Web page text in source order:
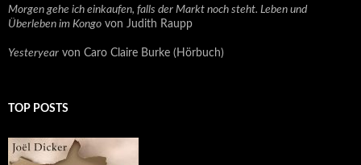
Morgen gehe ich einkaufen, falls der Markt noch steht. Leben und
Überleben im Kongo von Judith Raupp
Yesteryear von Caro Claire Burke (Hörbuch)
TOP POSTS